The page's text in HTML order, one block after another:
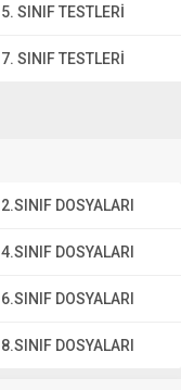
5. SINIF TESTLERI
7. SINIF TESTLERI
2.SINIF DOSYALARI
4.SINIF DOSYALARI
6.SINIF DOSYALARI
8.SINIF DOSYALARI